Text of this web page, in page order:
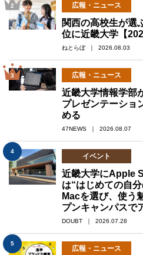
2 広報・ニュース
関西の高校生が選
位に近畿大学【
ねとらぼ ｜ 2026.08.03
3 広報・ニュース
近畿大学情報学部
プレゼンテーショ
める
47NEWS ｜ 2026.08.07
4
イベント
近畿大学にApple
は“はじめての自
Macを選び、使う
プンキャンパスで
DOUBT ｜ 2026.07.28
5
広報・ニュース